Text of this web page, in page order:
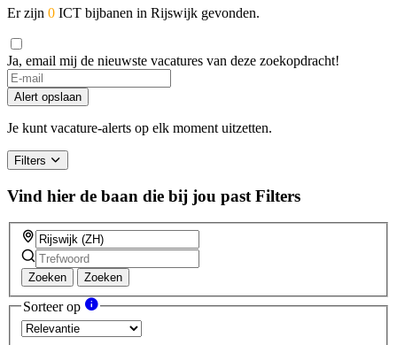
Er zijn 0 ICT bijbanen in Rijswijk gevonden.
Ja, email mij de nieuwste vacatures van deze zoekopdracht!
Alert opslaan
Je kunt vacature-alerts op elk moment uitzetten.
Filters
Vind hier de baan die bij jou past Filters
Zoeken Zoeken
Sorteer op